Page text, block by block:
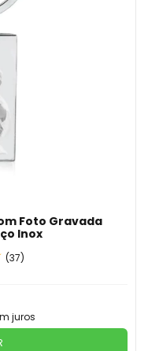
Foto Gravada
Inox
(37)
juros